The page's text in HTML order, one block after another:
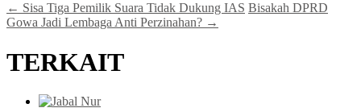
← Sisa Tiga Pemilik Suara Tidak Dukung IAS Bisakah DPRD
Gowa Jadi Lembaga Anti Perzinahan? →
TERKAIT